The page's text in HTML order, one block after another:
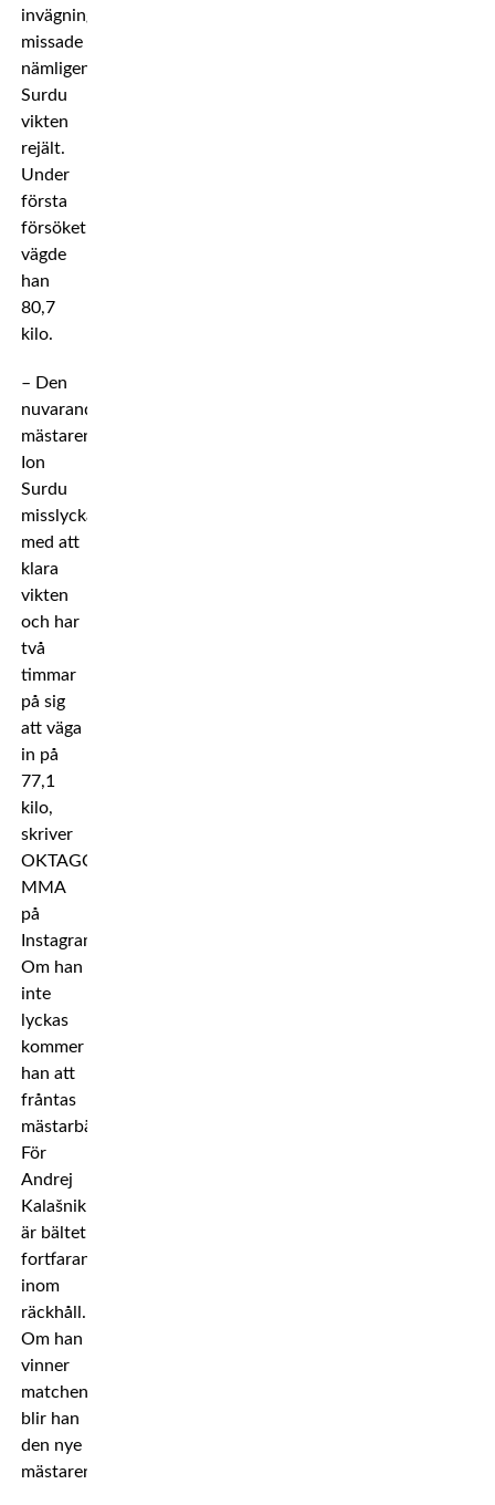
invägningen
missade
nämligen
Surdu
vikten
rejält.
Under
första
försöket
vägde
han
80,7
kilo.
– Den
nuvarande
mästaren
Ion
Surdu
misslyckades
med att
klara
vikten
och har
två
timmar
på sig
att väga
in på
77,1
kilo,
skriver
OKTAGON
MMA
på
Instagram.
Om han
inte
lyckas
kommer
han att
fråntas
mästarbältet.
För
Andrej
Kalašnik
är bältet
fortfarande
inom
räckhåll.
Om han
vinner
matchen
blir han
den nye
mästaren.